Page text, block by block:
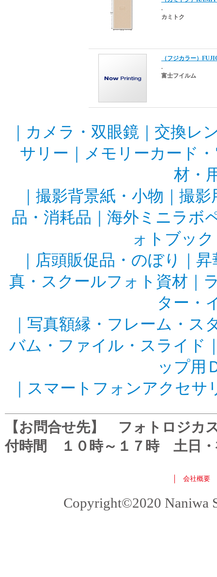
.
カミトク
（フジカラー）
.
富士フイルム
カメラ・双眼鏡
交換レ
サリー
メモリーカード
材・
撮影背景紙・小物
撮影
品・消耗品
海外ミニラボ
ォトブッ
店頭販促品・のぼり
昇
真・スクールフォト資材
ター・
写真額縁・フレーム・ス
バム・ファイル・スライド
ップ用
スマートフォンアクセサ
【お問合せ先】 フォトロジ
付時間 １０時～１７時 土日・
会社概要
Copyright©2020 Naniwa